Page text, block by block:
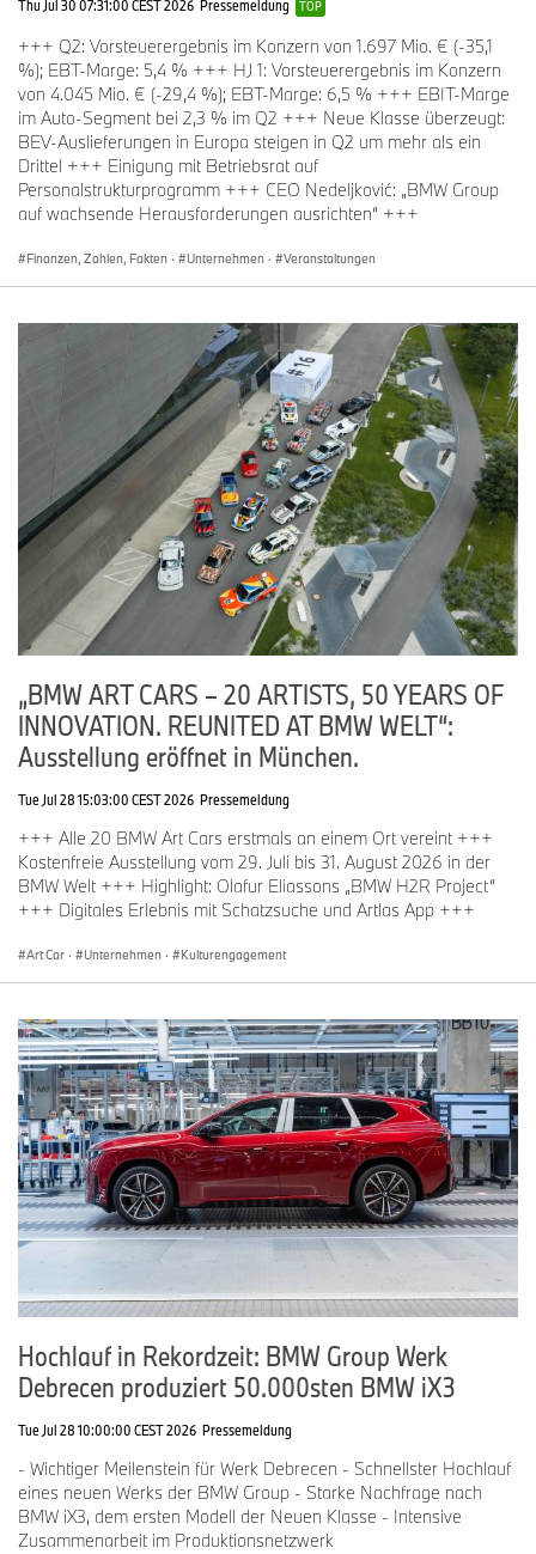
Presse- und Öffentlichkeitsarbeit
Cypselus von Frankenberg, Produktkommunikation BMW
Automobile
Telefon: +49-89-382-30641
E-Mail: Cypselus.von-Frankenberg@bmw.de
Alexandra Landers, Leiterin Produkt-, Markenkommunikation
BMW
Telefon: +49-89-382-30871
Thu Jul 30 07:31:00 CEST 2026 Pressemeldung TOP
+++ Q2: Vorsteuerergebnis im Konzern von 1.697 Mio. € (-35,1
%); EBT-Marge: 5,4 % +++ HJ 1: Vorsteuerergebnis im Konzern
von 4.045 Mio. € (-29,4 %); EBT-Marge: 6,5 % +++ EBIT-Marge
im Auto-Segment bei 2,3 % im Q2 +++ Neue Klasse überzeugt:
BEV-Auslieferungen in Europa steigen in Q2 um mehr als ein
Drittel +++ Einigung mit Betriebsrat auf
Personalstrukturprogramm +++ CEO Nedeljković: „BMW Group
auf wachsende Herausforderungen ausrichten“ +++
Finanzen, Zahlen, Fakten · Unternehmen · Veranstaltungen
„BMW ART CARS – 20 ARTISTS, 50 YEARS OF
INNOVATION. REUNITED AT BMW WELT“:
Ausstellung eröffnet in München.
Tue Jul 28 15:03:00 CEST 2026 Pressemeldung
+++ Alle 20 BMW Art Cars erstmals an einem Ort vereint +++
Kostenfreie Ausstellung vom 29. Juli bis 31. August 2026 in der
BMW Welt +++ Highlight: Olafur Eliassons „BMW H2R Project“
+++ Digitales Erlebnis mit Schatzsuche und Artlas App +++
Art Car · Unternehmen · Kulturengagement
Hochlauf in Rekordzeit: BMW Group Werk
Debrecen produziert 50.000sten BMW iX3
Tue Jul 28 10:00:00 CEST 2026 Pressemeldung
- Wichtiger Meilenstein für Werk Debrecen - Schnellster Hochlauf
eines neuen Werks der BMW Group - Starke Nachfrage nach
BMW iX3, dem ersten Modell der Neuen Klasse - Intensive
Zusammenarbeit im Produktionsnetzwerk